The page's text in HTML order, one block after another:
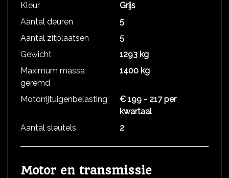
Kleur
Grijs
Aantal deuren
5
Aantal zitplaatsen
5
Gewicht
1293 kg
Maximum massa
geremd
1400 kg
Motorrijtuigenbelasting
€ 199 - 217 per
kwartaal
Aantal sleutels
2
Motor en transmissie